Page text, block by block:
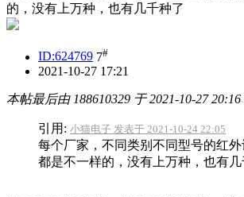
的，没有上万种，也有几千种了
ID:624769 7#
2021-10-27 17:21
本帖最后由 188610329 于 2021-10-27
引用: 小猫电子 发表于 2021-10-24 22:05
每个厂家，不同类别不同型号的红外
都是不一样的，没有上万种，也有几